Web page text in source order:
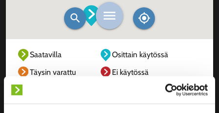
Saatavilla
Osittain käytössä
Täysin varattu
Ei käytössä